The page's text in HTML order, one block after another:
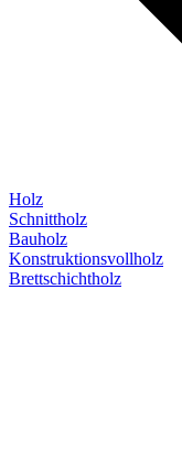
Holz
Schnittholz
Bauholz
Konstruktionsvollholz
Brettschichtholz